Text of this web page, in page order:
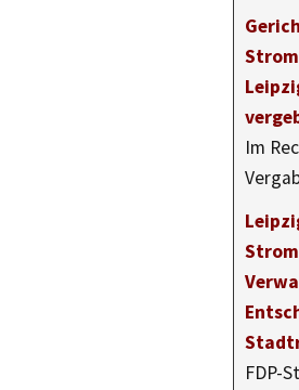
Im
FDP-